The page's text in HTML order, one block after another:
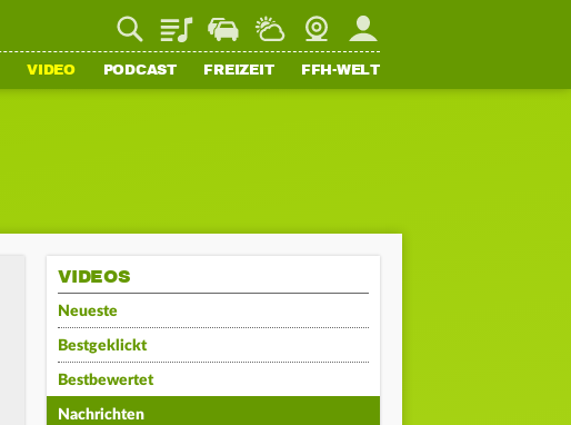
PlaylistStaupilotWetterWebcamMein FFH
VIDEO PODCAST FREIZEIT FFH-WELT
VIDEOS
Neueste
Bestgeklickt
Bestbewertet
Nachrichten